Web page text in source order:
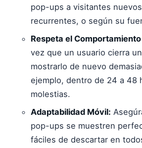
pop-ups a visitantes
recurrentes, o según su
Respeta el
vez que un usuario cierra
mostrarlo de nuevo
ejemplo, dentro de 24 a 48
molestias.
Adaptabilidad Móvil:
pop-ups se muestren
fáciles de descartar en